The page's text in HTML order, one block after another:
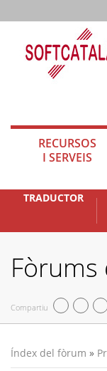
RECURSOS
I SERVEIS
TRADUCTOR
Fòrums
Compartiu
Índex del fòrum »